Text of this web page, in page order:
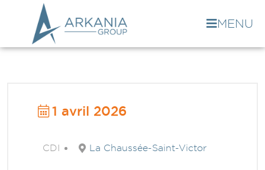
MENU
1 avril 2026
CDI La Chaussée-Saint-Victor